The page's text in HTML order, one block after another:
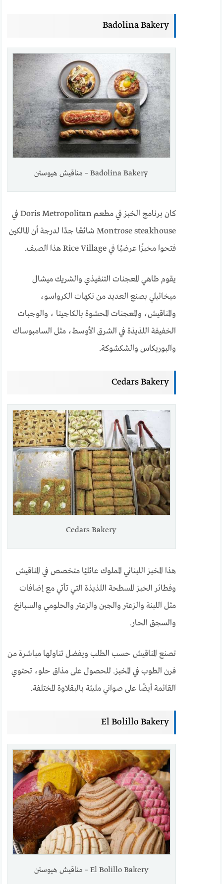
Badolina Bakery
Badolina Bakery – مناقيش هيوستن
كان برنامج الخبز في مطعم Doris Metropolitan في
Montrose steakhouse شائعًا جدًا لدرجة أن المالكين
فتحوا مخبزًا عرضيًا في Rice Village هذا الصيف.
يقوم طاهي المعجنات التنفيذي والشريك ميشال
ميخائيلي بصنع العديد من نكهات الكرواسو،
والمناقيش، والمعجنات المحشوة بالكاجيتا ، والوجبات
الخفيفة اللذيذة في الشرق الأوسط، مثل السامبوساك
والبوريكاس والشكشوكة.
Cedars Bakery
Cedars Bakery
هذا المخبز اللبناني المملوك عائليًا متخصص في المناقيش
وفطائر الخبز المسطحة اللذيذة التي تأتي مع إضافات
مثل اللبنة والزعتر والجبن والزعتر والحلومي والسبانخ
والسجق الحار.
تصنع المناقيش حسب الطلب ويفضل تناولها مباشرة من
فرن الطوب في المخبز. للحصول على مذاق حلو، تحتوي
القائمة أيضًا على صواني مليئة بالبقلاوة المختلفة.
El Bolillo Bakery
El Bolillo Bakery – مناقيش هيوستن